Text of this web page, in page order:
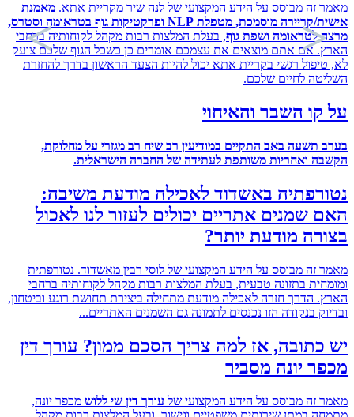
זה מבוסס על הידע המקצועי של לנה שיר מקריית אתא. מאמנת
אישית/קריירה מוסמכת, מטפלת NLP ופרקטיקות גוף בטראומה וסטרס,
לטראומה ושפת גוף, בעלת המלצות רבות מקהל לקוחותיה ברחבי
אם אתם מוצאים את עצמכם אומרים כן כשכל הגוף שלכם צועק
רגשי בקריית אתא יכול להיות הצעד הראשון בדרך להחזרת
לחיים שלכם.
השבר והאיחוי
באב התקיים במודיעין רב שיח רב מגזרי על מחלוקת,
ואחריות משותפת לעתידה של החברה הישראלית.
באשדוד לאכילה מודעת משיבה:
שמנים אתריים יכולים לעזור לנו לאכול
מודעת יותר?
מבוסס על הידע המקצועי של לוסי רבין מאשדוד. נטורפתית
בתזונה טבעית, בעלת המלצות רבות מקהל לקוחותיה ברחבי
הדרך חזרה לאכילה מודעת מתחילה ביצירת תחושת רוגע וביטחון,
בנקודה הזו נכנסים לתמונה גם השמנים האתריים...
אז למה צריך הסכם ממון? עורך דין
יונה מסביר
זה מבוסס על הידע המקצועי שלעורך דין שי ללושמכפר יונה,